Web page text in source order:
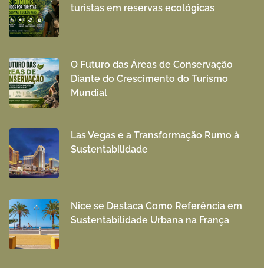
turistas em reservas ecológicas
O Futuro das Áreas de Conservação
Diante do Crescimento do Turismo
Mundial
Las Vegas e a Transformação Rumo à
Sustentabilidade
Nice se Destaca Como Referência em
Sustentabilidade Urbana na França